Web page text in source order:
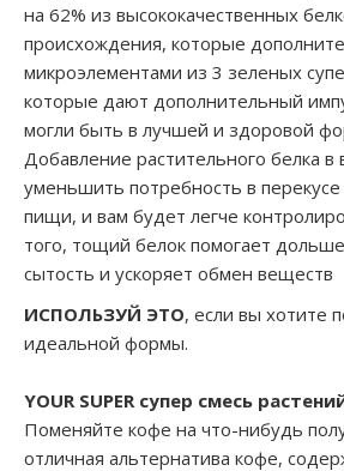
на 62% из высококачественных
происхождения, которые
микроэлементами из 3 зеленых
которые дают дополнительный
могли быть в лучшей и здоровой
Добавление растительного белка
уменьшить потребность в
пищи, и вам будет легче
того, тощий белок помогает
сытость и ускоряет обмен веществ
ИСПОЛЬЗУЙ ЭТО, если вы хотите
идеальной формы.
YOUR SUPER супер смесь
Поменяйте кофе на что-нибудь
отличная альтернатива кофе,